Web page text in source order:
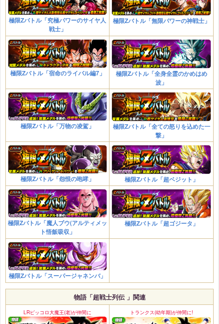
極限Zバトル「究極パワーのサイヤ人
戦士」
極限Zバトル「無限パワーの神戦士」
極限Zバトル「宿命のライバル編7」
極限Zバトル「全身全霊のかめはめ
波」
極限Zバトル「万物の凌駕」
極限Zバトル「全ての怒りを込めた一
撃」
極限Zバトル「怨恨の咆哮」 極限Zバトル「超ベジット」
極限Zバトル「魔人ブウ(アルティメッ
ト悟飯吸収」
極限Zバトル「超ゴジータ」
極限Zバトル「スーパージャネンバ」
物語「超戦士列伝 」関連
LRピッコロ大魔王(老)が仲間に トランクス(幼年期)が仲間に!